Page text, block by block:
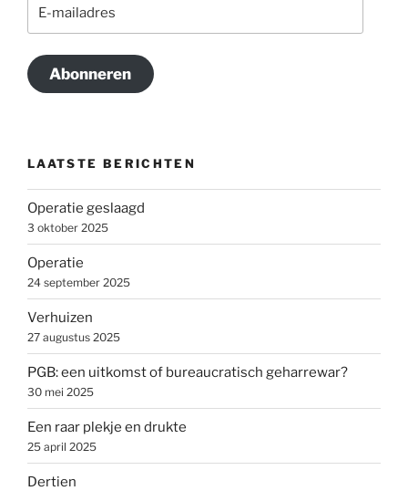
mailadres
Abonneren
LAATSTE BERICHTEN
Operatie geslaagd
3 oktober 2025
Operatie
24 september 2025
Verhuizen
27 augustus 2025
PGB: een uitkomst of bureaucratisch geharrewar?
30 mei 2025
Een raar plekje en drukte
25 april 2025
Dertien